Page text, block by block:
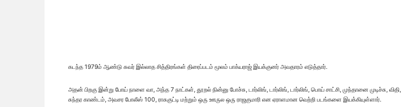
கடந்த 1979ம் ஆண்டு சுவர் இல்லாத சித்திரங்கள் திரைப்படம் மூலம் பாக்யராஜ் இயக்குனர் அவதாரம் எடுத்தார்.
அதன் பிறகு இன்று போய் நாளை வா, அந்த 7 நாட்கள், தூறல் நின்னு போச்சு, டார்லிங், டார்லிங், டார்லிங், பொய் சாட்சி, முந்தானை முடிச்சு, விதி,
சுந்தர காண்டம், அவசர போலீஸ் 100, ராசுகுட்டி மற்றும் ஒரு ஊருல ஒரு ராஜகுமாரி என ஏராளமான வெற்றி படங்களை இயக்கியுள்ளார்.